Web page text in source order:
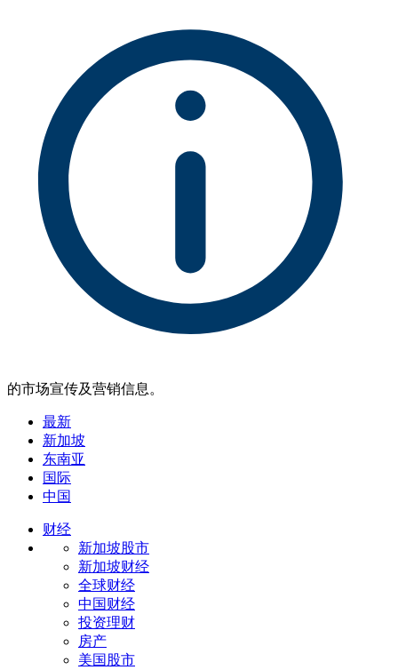
的市场宣传及营销信息。
最新
新加坡
东南亚
国际
中国
财经
新加坡股市
新加坡财经
全球财经
中国财经
投资理财
房产
美国股市